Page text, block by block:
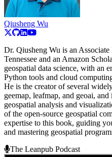
Qiusheng Wu
Dr. Qiusheng Wu is an
Tennessee and an Amazon
geospatial data science, with an
Python tools and cloud
He is the creator of several
geemap, leafmap, and geoai,
geospatial analysis and
of the open-source geospatial
expertise to this book, guiding
and mastering geospatial
The Leanpub Podcast